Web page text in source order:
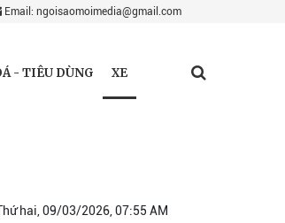
Email: ngoisaomoimedia@gmail.com
- TIÊU DÙNG XE
hai, 09/03/2026, 07:55 AM